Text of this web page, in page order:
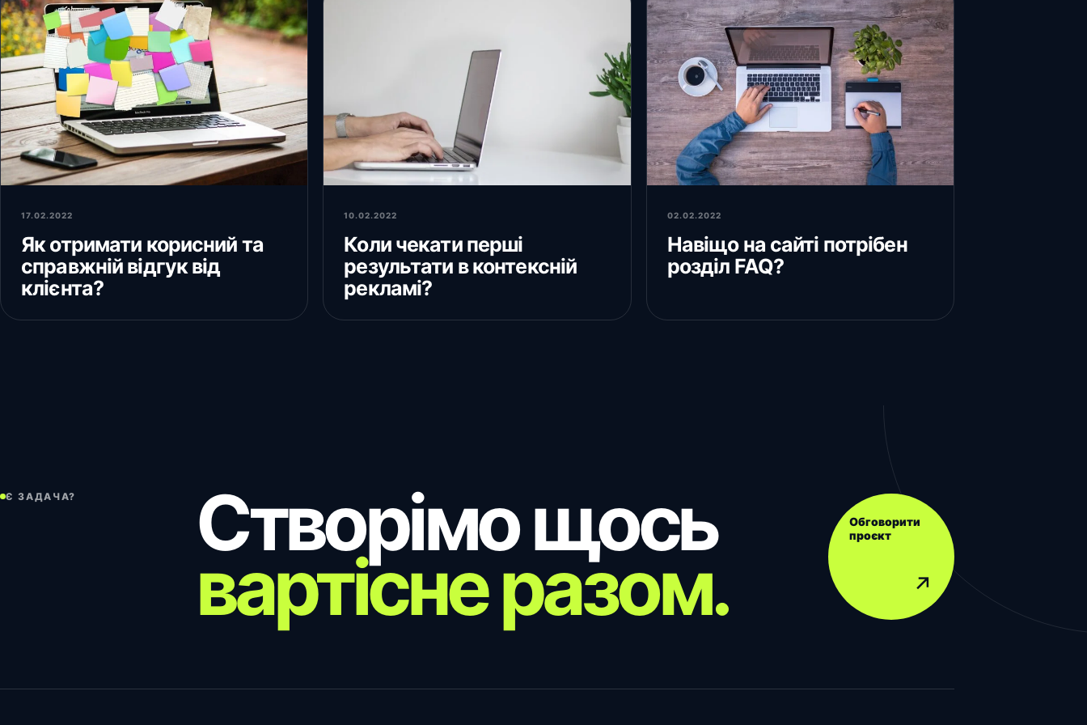
17.02.2022
Як отримати корисний та
справжній відгук від
клієнта?
10.02.2022
Коли чекати перші
результати в контексній
рекламі?
02.02.2022
Навіщо на сайті потрібен
розділ FAQ?
Є ЗАДАЧА? Створімо щось
вартісне разом.
Обговорити
проєкт
↗